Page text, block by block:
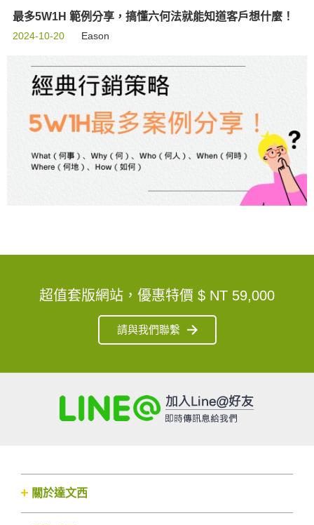
最多5W1H 範例分享，搞懂六何法就能知道客戶想什麼！
2024-10-20 Eason
超值套版網站，優惠特價 $ NT 59,000
請與我們聯繫
關於達文西